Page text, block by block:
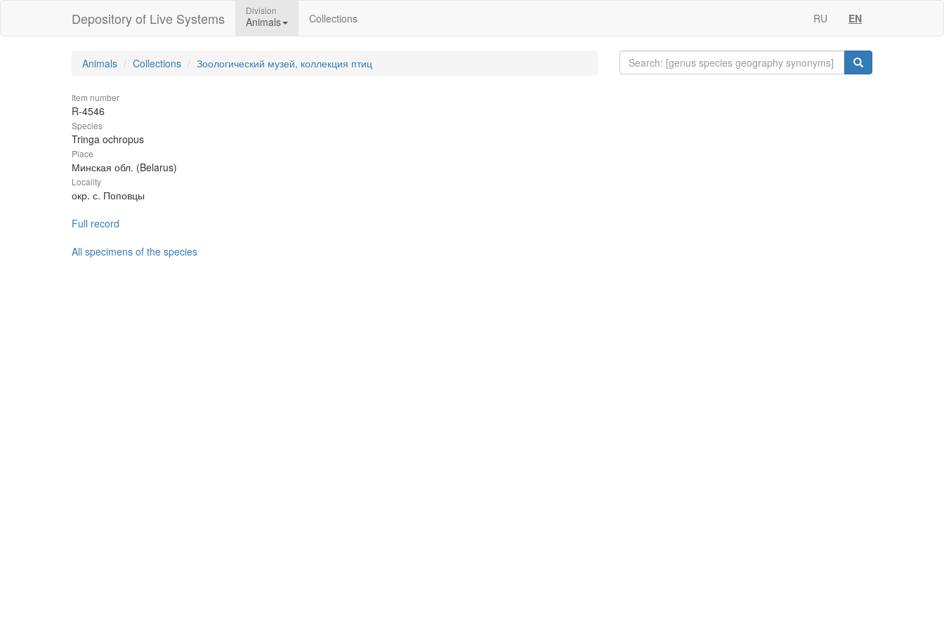
Depository of Live Systems Division
Animals Collections RU EN
Animals Collections Зоологический музей, коллекция птиц
Item number
R-4546
Species
Tringa ochropus
Place
Минская обл. (Belarus)
Locality
окр. с. Поповцы
Full record
All specimens of the species